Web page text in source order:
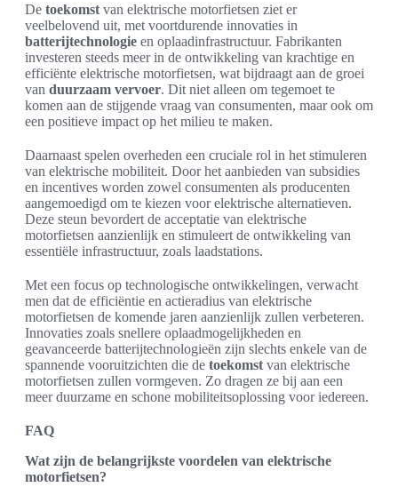
De toekomst van elektrische motorfietsen ziet er
veelbelovend uit, met voortdurende innovaties in
batterijtechnologie en oplaadinfrastructuur. Fabrikanten
investeren steeds meer in de ontwikkeling van krachtige en
efficiënte elektrische motorfietsen, wat bijdraagt aan de groei
van duurzaam vervoer. Dit niet alleen om tegemoet te
komen aan de stijgende vraag van consumenten, maar ook om
een positieve impact op het milieu te maken.
Daarnaast spelen overheden een cruciale rol in het stimuleren
van elektrische mobiliteit. Door het aanbieden van subsidies
en incentives worden zowel consumenten als producenten
aangemoedigd om te kiezen voor elektrische alternatieven.
Deze steun bevordert de acceptatie van elektrische
motorfietsen aanzienlijk en stimuleert de ontwikkeling van
essentiële infrastructuur, zoals laadstations.
Met een focus op technologische ontwikkelingen, verwacht
men dat de efficiëntie en actieradius van elektrische
motorfietsen de komende jaren aanzienlijk zullen verbeteren.
Innovaties zoals snellere oplaadmogelijkheden en
geavanceerde batterijtechnologieën zijn slechts enkele van de
spannende vooruitzichten die de toekomst van elektrische
motorfietsen zullen vormgeven. Zo dragen ze bij aan een
meer duurzame en schone mobiliteitsoplossing voor iedereen.
FAQ
Wat zijn de belangrijkste voordelen van elektrische
motorfietsen?